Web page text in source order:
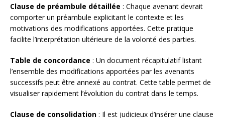
Clause de préambule détaillée : Chaque avenant devrait
comporter un préambule explicitant le contexte et les
motivations des modifications apportées. Cette pratique
facilite l’interprétation ultérieure de la volonté des parties.
Table de concordance : Un document récapitulatif listant
l’ensemble des modifications apportées par les avenants
successifs peut être annexé au contrat. Cette table permet de
visualiser rapidement l’évolution du contrat dans le temps.
Clause de consolidation : Il est judicieux d’insérer une clause